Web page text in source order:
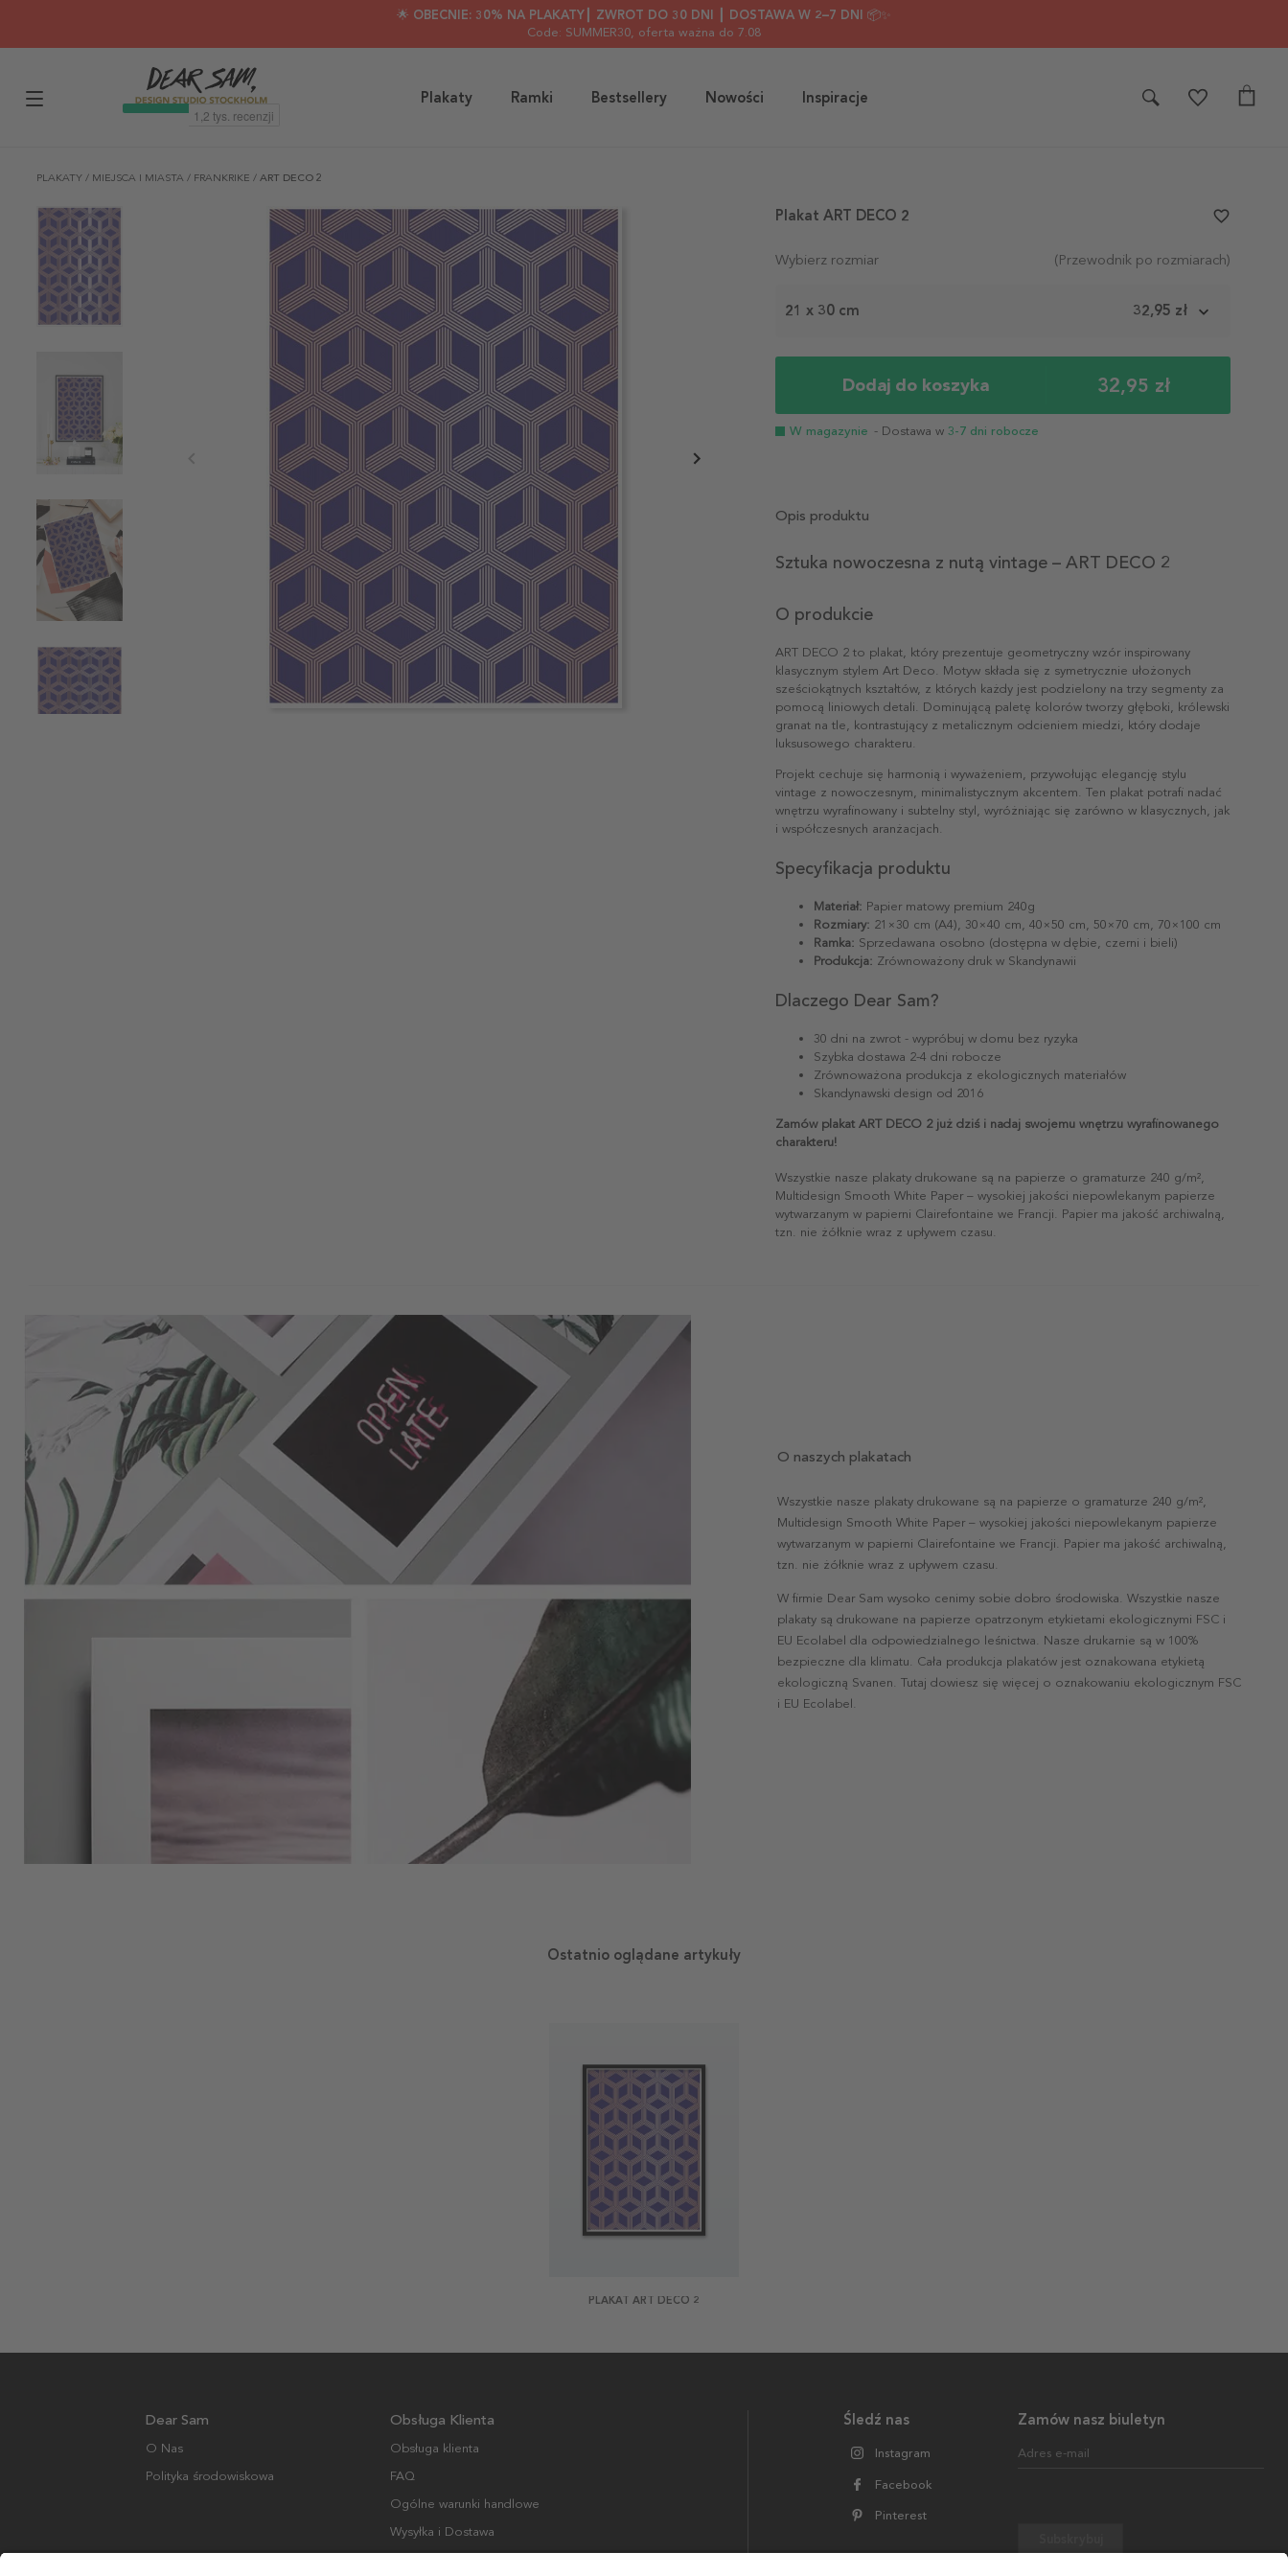
🌟 OBECNIE: 30% NA PLAKATY┃ ZWROT DO 30 DNI ┃ DOSTAWA W 2–7 DNI 📦✨
Code: SUMMER30, oferta ważna do 7.08
Plakaty Ramki Bestsellery Nowości Inspiracje
PLAKATY / MIEJSCA I MIASTA / FRANKRIKE / ART DECO 2
Wybierz rozmiar (Przewodnik po rozmiarach)
21 x 30 cm 32,95 zł
Dodaj do koszyka 32,95 zł
W magazynie - Dostawa w 3-7 dni robocze
Plakat ART DECO 2 favorite_border
Opis produktu
Sztuka nowoczesna z nutą vintage – ART DECO 2
O produkcie
ART DECO 2 to plakat, który prezentuje geometryczny wzór inspirowany
klasycznym stylem Art Deco. Motyw składa się z symetrycznie ułożonych
sześciokątnych kształtów, z których każdy jest podzielony na trzy segmenty za
pomocą liniowych detali. Dominującą paletę kolorów tworzy głęboki, królewski
granat na tle, kontrastujący z metalicznym odcieniem miedzi, który dodaje
luksusowego charakteru.
Projekt cechuje się harmonią i wyważeniem, przywołując elegancję stylu
vintage z nowoczesnym, minimalistycznym akcentem. Ten plakat potrafi nadać
wnętrzu wyrafinowany i subtelny styl, wyróżniając się zarówno w klasycznych, jak
i współczesnych aranżacjach.
Specyfikacja produktu
Materiał: Papier matowy premium 240g
Rozmiary: 21×30 cm (A4), 30×40 cm, 40×50 cm, 50×70 cm, 70×100 cm
Ramka: Sprzedawana osobno (dostępna w dębie, czerni i bieli)
Produkcja: Zrównoważony druk w Skandynawii
Dlaczego Dear Sam?
30 dni na zwrot - wypróbuj w domu bez ryzyka
Szybka dostawa 2-4 dni robocze
Zrównoważona produkcja z ekologicznych materiałów
Skandynawski design od 2016
Zamów plakat ART DECO 2 już dziś i nadaj swojemu wnętrzu wyrafinowanego
charakteru!
Wszystkie nasze plakaty drukowane są na papierze o gramaturze 240 g/m²,
Multidesign Smooth White Paper – wysokiej jakości niepowlekanym papierze
wytwarzanym w papierni Clairefontaine we Francji. Papier ma jakość archiwalną,
tzn. nie żółknie wraz z upływem czasu.
O naszych plakatach
Wszystkie nasze plakaty drukowane są na papierze o gramaturze 240 g/m²,
Multidesign Smooth White Paper – wysokiej jakości niepowlekanym papierze
wytwarzanym w papierni Clairefontaine we Francji. Papier ma jakość archiwalną,
tzn. nie żółknie wraz z upływem czasu.
W firmie Dear Sam wysoko cenimy sobie dobro środowiska. Wszystkie nasze
plakaty są drukowane na papierze opatrzonym etykietami ekologicznymi FSC i
EU Ecolabel dla odpowiedzialnego leśnictwa. Nasze drukarnie są w 100%
bezpieczne dla klimatu. Cała produkcja plakatów jest oznakowana etykietą
ekologiczną Svanen. Tutaj dowiesz się więcej o oznakowaniu ekologicznym FSC
i EU Ecolabel.
Ostatnio oglądane artykuły
PLAKAT ART DECO 2
Zamów nasz biuletyn
Adres e-mail
Śledź nas
Instagram
Facebook
Pinterest
Dear Sam
O Nas
Polityka środowiskowa
Obsługa Klienta
Obsługa klienta
FAQ
Ogólne warunki handlowe
Wysyłka i Dostawa